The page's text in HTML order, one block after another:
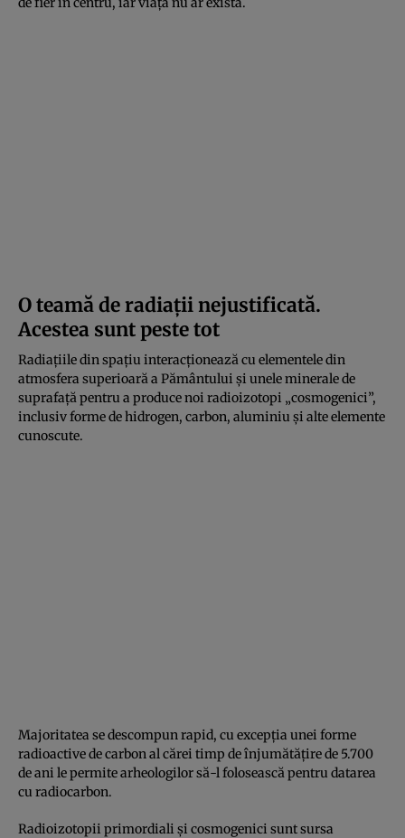
O teamă de radiații nejustificată.
Acestea sunt peste tot
Radiațiile din spațiu interacționează cu elementele din
atmosfera superioară a Pământului și unele minerale de
suprafață pentru a produce noi radioizotopi „cosmogenici”,
inclusiv forme de hidrogen, carbon, aluminiu și alte elemente
cunoscute.
Majoritatea se descompun rapid, cu excepția unei forme
radioactive de carbon al cărei timp de înjumătățire de 5.700
de ani le permite arheologilor să-l folosească pentru datarea
cu radiocarbon.
Radioizotopii primordiali și cosmogenici sunt sursa